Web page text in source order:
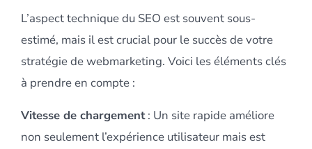
L’aspect technique du SEO est souvent sous-
estimé, mais il est crucial pour le succès de votre
stratégie de webmarketing. Voici les éléments clés
à prendre en compte :
Vitesse de chargement: Un site rapide améliore
non seulement l’expérience utilisateur mais est